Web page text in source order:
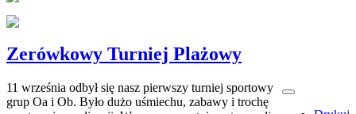
Zerówkowy Turniej Plażowy
11 września odbył się nasz pierwszy turniej sportowy
grup Oa i Ob. Było dużo uśmiechu, zabawy i trochę